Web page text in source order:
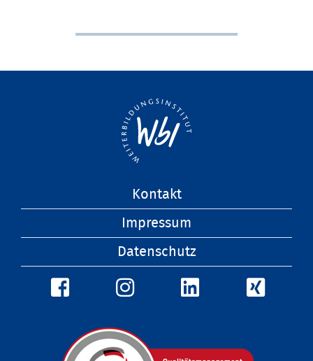
Kontakt
Impressum
Datenschutz